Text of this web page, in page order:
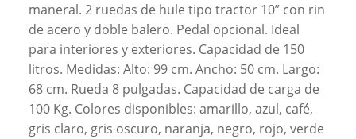
maneral. 2 ruedas de hule tipo tractor 10” con rin
de acero y doble balero. Pedal opcional. Ideal
para interiores y exteriores. Capacidad de 150
litros. Medidas: Alto: 99 cm. Ancho: 50 cm. Largo:
68 cm. Rueda 8 pulgadas. Capacidad de carga de
100 Kg. Colores disponibles: amarillo, azul, café,
gris claro, gris oscuro, naranja, negro, rojo, verde